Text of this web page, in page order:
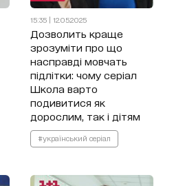
15:35 | 12.05.2025
Дозволить краще
зрозуміти про що
насправді мовчать
підлітки: чому серіал
Школа варто
подивитися як
дорослим, так і дітям
#український серіал